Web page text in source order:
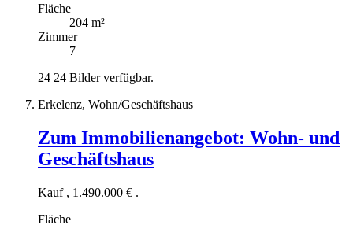
Fläche
204 m²
Zimmer
7
24 24 Bilder verfügbar.
Erkelenz, Wohn/Geschäftshaus
Zum Immobilienangebot: Wohn- und
Geschäftshaus
Kauf , 1.490.000 € .
Fläche